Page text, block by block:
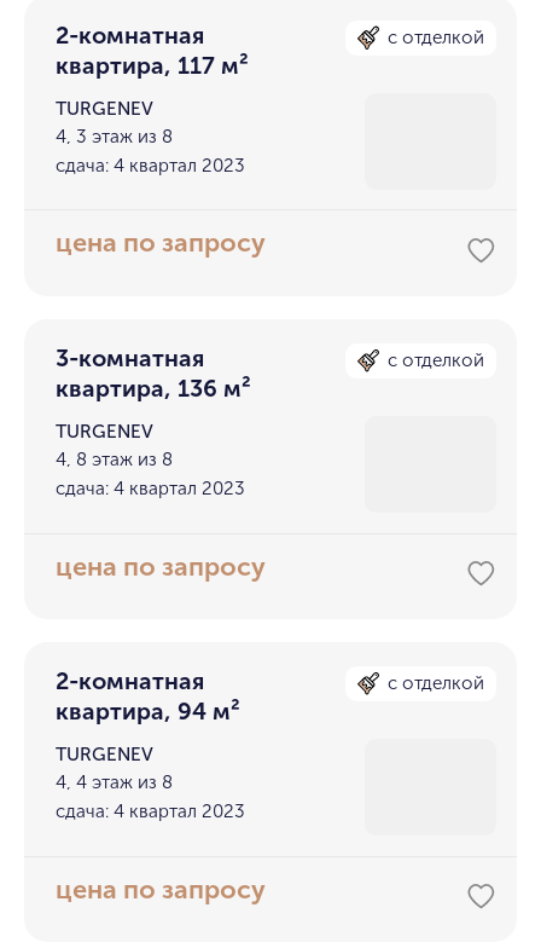
2-комнатная
квартира, 117 м²
с отделкой
TURGENEV
4, 3 этаж из 8
сдача: 4 квартал 2023
цена по запросу
3-комнатная
квартира, 136 м²
с отделкой
TURGENEV
4, 8 этаж из 8
сдача: 4 квартал 2023
цена по запросу
2-комнатная
квартира, 94 м²
с отделкой
TURGENEV
4, 4 этаж из 8
сдача: 4 квартал 2023
цена по запросу